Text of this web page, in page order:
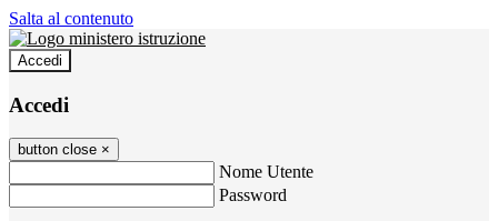
Salta al contenuto
Accedi
Accedi
button close ×
Nome Utente
Password